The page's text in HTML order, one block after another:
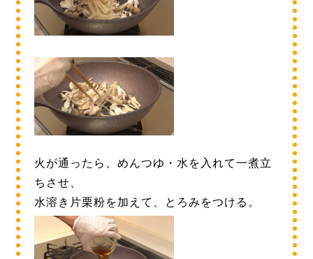
火が通ったら、めんつゆ・水を入れて一煮立
ちさせ、
水溶き片栗粉を加えて、とろみをつける。